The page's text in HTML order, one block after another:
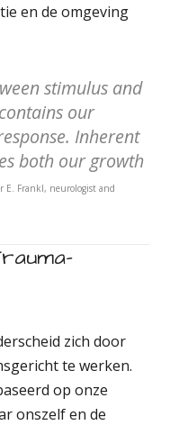
en de omgeving
stimulus and
our
Inherent
both our growth
E. Frankl, neurologist and
zich door
te werken.
op onze
onszelf en de